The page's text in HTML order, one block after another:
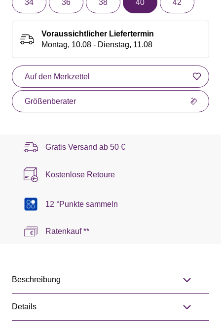
34 36 38 40 42
Voraussichtlicher Liefertermin
Montag, 10.08 - Dienstag, 11.08
Auf den Merkzettel
Größenberater
Gratis Versand ab 50 €
Kostenlose Retoure
12 °Punkte sammeln
Ratenkauf **
Beschreibung
Details